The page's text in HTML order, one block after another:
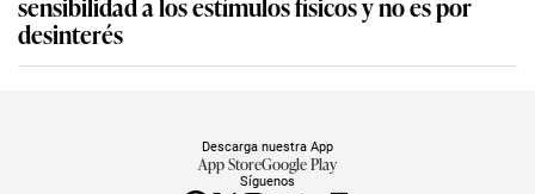
desinterés
Síguenos
Descarga nuestra App
App StoreGoogle Play